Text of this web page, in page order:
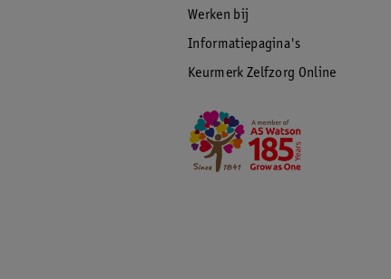
Werken bij
Informatiepagina's
Keurmerk Zelfzorg Online